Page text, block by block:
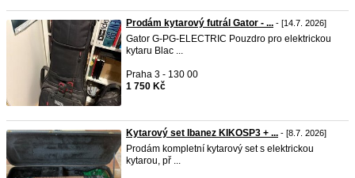
Prodám kytarový futrál Gator - ... - [14.7. 2026]
Gator G-PG-ELECTRIC Pouzdro pro elektrickou
kytaru Blac ...
Praha 3 - 130 00
1 750 Kč
Kytarový set Ibanez KIKOSP3 + ... - [8.7. 2026]
Prodám kompletní kytarový set s elektrickou
kytarou, př ...